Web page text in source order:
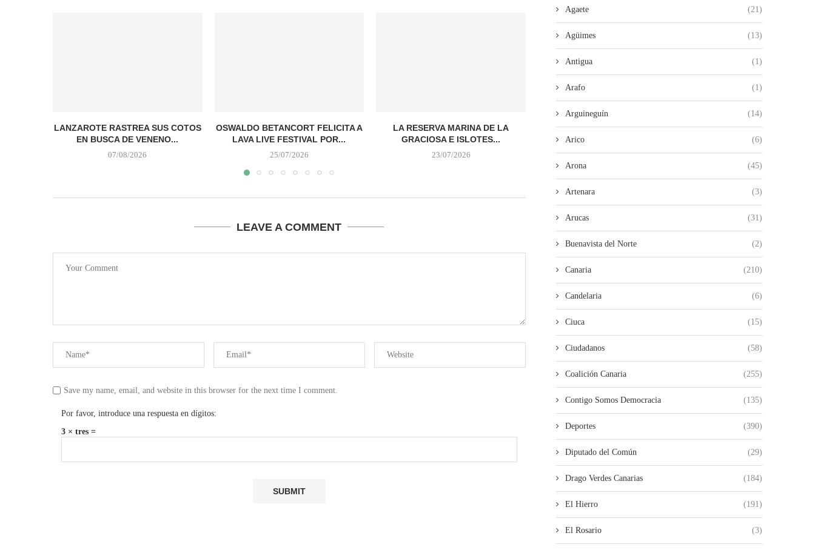
LANZAROTE RASTREA SUS COTOS
EN BUSCA DE VENENO...
07/08/2026
OSWALDO BETANCORT FELICITA A
LAVA LIVE FESTIVAL POR...
25/07/2026
LA RESERVA MARINA DE LA
GRACIOSA E ISLOTES...
23/07/2026
EL DRAMA DEL PERSONAL
LABORAL DEL HOSPITAL
INSULAR...
HARÍA DISPONDRÁ
SERVICIO
BOMBEROS...
02/07/2026
LEAVE A COMMENT
Save my name, email, and website in this browser for the next time I comment.
Por favor, introduce una respuesta en dígitos:
3 × tres =
Agaete (21)
Agüimes (13)
Antigua (1)
Arafo (1)
Arguineguín (14)
Arico (6)
Arona (45)
Artenara (3)
Arucas (31)
Buenavista del Norte (2)
Canaria (210)
Candelaria (6)
Ciuca (15)
Ciudadanos (58)
Coalición Canaria (255)
Contigo Somos Democracia (135)
Deportes (390)
Diputado del Común (29)
Drago Verdes Canarias (184)
El Hierro (191)
El Rosario (3)